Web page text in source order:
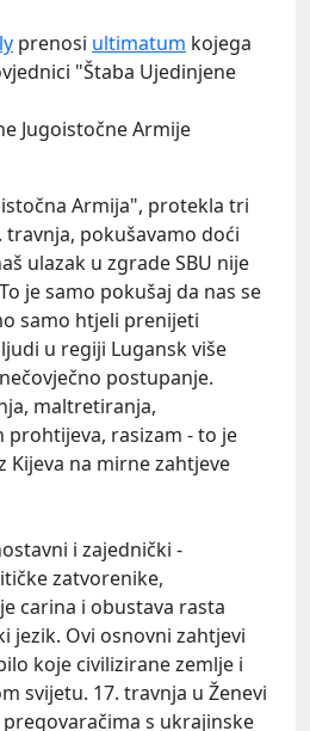
prenosi ultimatum kojega
"Štaba Ujedinjene
Jugoistočne Armije
Armija", protekla tri
travnja, pokušavamo doći
ulazak u zgrade SBU nije
je samo pokušaj da nas se
samo htjeli prenijeti
u regiji Lugansk više
postupanje.
maltretiranja,
prohtijeva, rasizam - to je
na mirne zahtjeve
i zajednički -
zatvorenike,
carina i obustava rasta
jezik. Ovi osnovni zahtjevi
koje civilizirane zemlje i
svijetu. 17. travnja u Ženevi
pregovaračima s ukrajinske